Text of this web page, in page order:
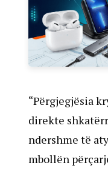
“Përgjegjësia
direkte
ndershme të
mbollën